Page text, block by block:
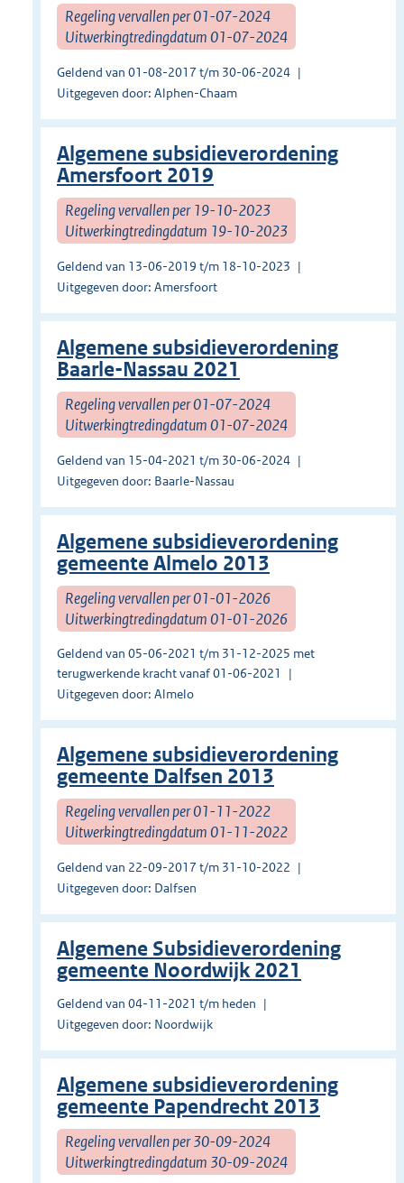
Regeling vervallen per 01-07-2024
Uitwerkingtredingdatum 01-07-2024
Geldend van 01-08-2017 t/m 30-06-2024
Uitgegeven door: Alphen-Chaam
Algemene subsidieverordening
Amersfoort 2019
Regeling vervallen per 19-10-2023
Uitwerkingtredingdatum 19-10-2023
Geldend van 13-06-2019 t/m 18-10-2023
Uitgegeven door: Amersfoort
Algemene subsidieverordening
Baarle-Nassau 2021
Regeling vervallen per 01-07-2024
Uitwerkingtredingdatum 01-07-2024
Geldend van 15-04-2021 t/m 30-06-2024
Uitgegeven door: Baarle-Nassau
Algemene subsidieverordening
gemeente Almelo 2013
Regeling vervallen per 01-01-2026
Uitwerkingtredingdatum 01-01-2026
Geldend van 05-06-2021 t/m 31-12-2025 met
terugwerkende kracht vanaf 01-06-2021
Uitgegeven door: Almelo
Algemene subsidieverordening
gemeente Dalfsen 2013
Regeling vervallen per 01-11-2022
Uitwerkingtredingdatum 01-11-2022
Geldend van 22-09-2017 t/m 31-10-2022
Uitgegeven door: Dalfsen
Algemene Subsidieverordening
gemeente Noordwijk 2021
Geldend van 04-11-2021 t/m heden
Uitgegeven door: Noordwijk
Algemene subsidieverordening
gemeente Papendrecht 2013
Regeling vervallen per 30-09-2024
Uitwerkingtredingdatum 30-09-2024